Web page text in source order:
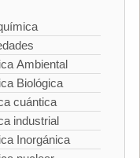
Ambiental
Biológica
cuántica
industrial
Inorgánica